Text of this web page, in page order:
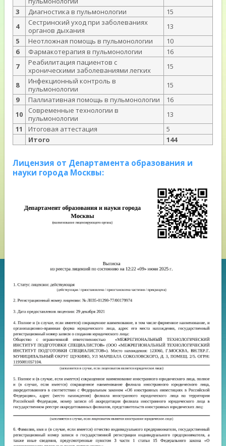
3
Диагностика в пульмонологии
15
4
Сестринский уход при заболеваниях
органов дыхания
13
5
Неотложная помощь в пульмонологии
10
6
Фармакотерапия в пульмонологии
16
7
Реабилитация пациентов с
хроническими заболеваниями легких
15
8
Инфекционный контроль в
пульмонологии
15
9
Паллиативная помощь в пульмонологии
16
10
Современные технологии в
пульмонологии
13
11
Итоговая аттестация
5
Итого
144
Лицензия от Департамента образования и
науки города Москвы: